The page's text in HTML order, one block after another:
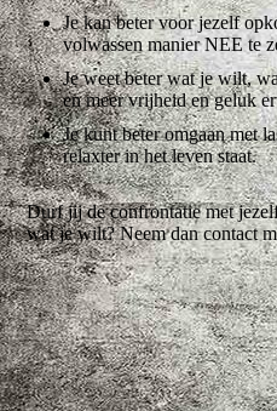
Je kan beter voor jezelf
volwassen manier NEE te
Je weet beter wat je wilt,
en meer vrijheid en geluk
Je kunt beter omgaan met
relaxter in het leven staat.
Durf jij de confrontatie met
wat je wilt? Neem dan contact